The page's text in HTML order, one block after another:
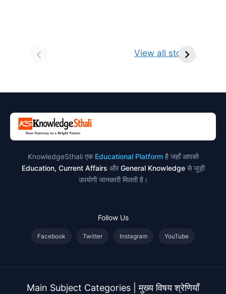
View all stories
किसे कहते है?
ज्योतिर्लिंग | नाम,
KnowledgeSthali एक Educational Platformहै जहाँ आपको
Education, Current Affairs और General Knowledgeसे जुड़ी
उपयोगी जानकारी मिलती है।
Follow Us
Facebook Twitter Instagram YouTube
Main Subject Categories | मुख्य विषय श्रेणियाँ